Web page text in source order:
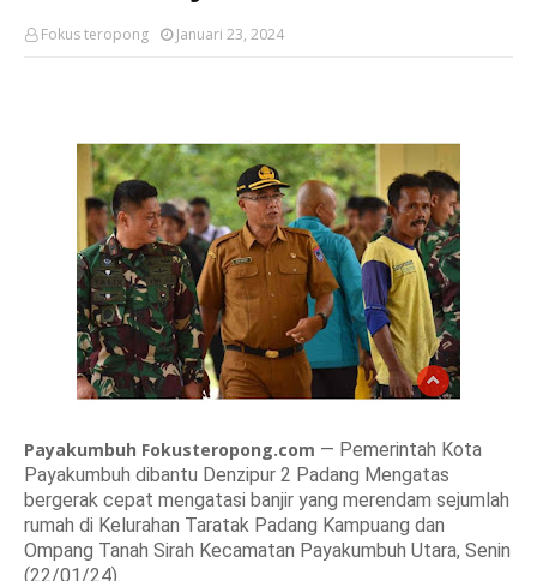
Fokus teropong Januari 23, 2024
Payakumbuh Fokusteropong.com — Pemerintah Kota
Payakumbuh dibantu Denzipur 2 Padang Mengatas
bergerak cepat mengatasi banjir yang merendam sejumlah
rumah di Kelurahan Taratak Padang Kampuang dan
Ompang Tanah Sirah Kecamatan Payakumbuh Utara, Senin
(22/01/24).